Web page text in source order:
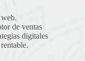
de ventas
digitales